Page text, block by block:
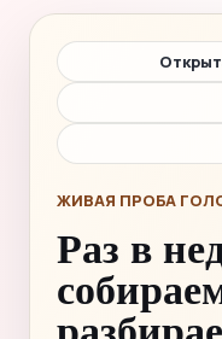
ЖИВАЯ ПРОБА
Раз в